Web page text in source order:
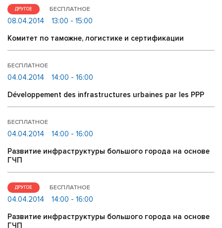
ДРУГОЕ БЕСПЛАТНОЕ
08.04.2014
13:00 - 15:00
Комитет по таможне, логистике и сертификации
БЕСПЛАТНОЕ
04.04.2014
14:00 - 16:00
Développement des infrastructures urbaines par les PPP
БЕСПЛАТНОЕ
04.04.2014
14:00 - 16:00
Развитие инфраструктуры большого города на основе
ГЧП
ДРУГОЕ БЕСПЛАТНОЕ
04.04.2014
14:00 - 16:00
Развитие инфраструктуры большого города на основе
ГЧП